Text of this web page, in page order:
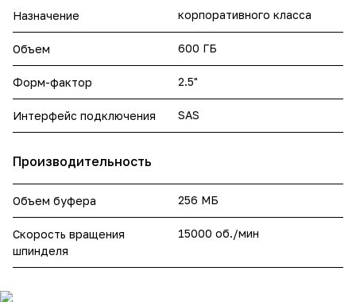
Назначение корпоративного класса
Объем 600 ГБ
Форм-фактор 2.5"
Интерфейс подключения SAS
Производительность
Объем буфера 256 МБ
Скорость вращения
шпинделя
15000 об./мин